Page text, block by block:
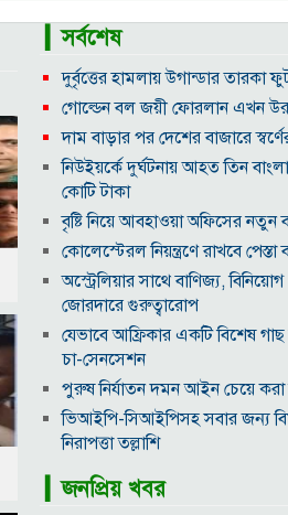
▎সর্বশেষ
দুর্বৃত্তের হামলায় উগান্ডার তারকা
গোল্ডেন বল জয়ী ফোরলান এখন
দাম বাড়ার পর দেশের বাজারে
নিউইয়র্কে দুর্ঘটনায় আহত তিন
কোটি টাকা
বৃষ্টি নিয়ে আবহাওয়া অফিসের নতুন
কোলেস্টেরল নিয়ন্ত্রণে রাখবে পেস্তা
অস্ট্রেলিয়ার সাথে বাণিজ্য,
জোরদারে গুরুত্বারোপ
যেভাবে আফ্রিকার একটি বিশেষ
চা-সেনসেশন
পুরুষ নির্যাতন দমন আইন চেয়ে করা
ভিআইপি-সিআইপিসহ সবার জন্য
নিরাপত্তা তল্লাশি
সূর্যের বুকে অধরা প্লাজমার সন্ধান,
চৌম্বক রহস্য
▎জনপ্রিয় খবর